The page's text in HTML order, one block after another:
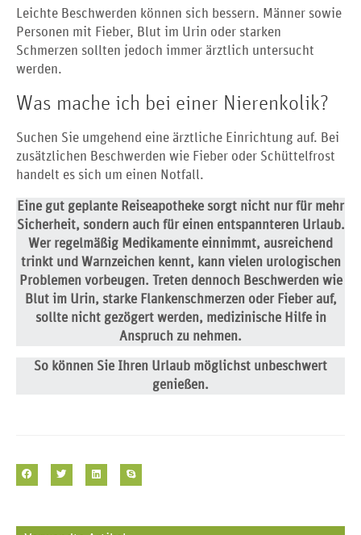
Leichte Beschwerden können sich bessern. Männer sowie
Personen mit Fieber, Blut im Urin oder starken
Schmerzen sollten jedoch immer ärztlich untersucht
werden.
Was mache ich bei einer Nierenkolik?
Suchen Sie umgehend eine ärztliche Einrichtung auf. Bei
zusätzlichen Beschwerden wie Fieber oder Schüttelfrost
handelt es sich um einen Notfall.
Eine gut geplante Reiseapotheke sorgt nicht nur für mehr
Sicherheit, sondern auch für einen entspannteren Urlaub.
Wer regelmäßig Medikamente einnimmt, ausreichend
trinkt und Warnzeichen kennt, kann vielen urologischen
Problemen vorbeugen. Treten dennoch Beschwerden wie
Blut im Urin, starke Flankenschmerzen oder Fieber auf,
sollte nicht gezögert werden, medizinische Hilfe in
Anspruch zu nehmen.
So können Sie Ihren Urlaub möglichst unbeschwert
genießen.